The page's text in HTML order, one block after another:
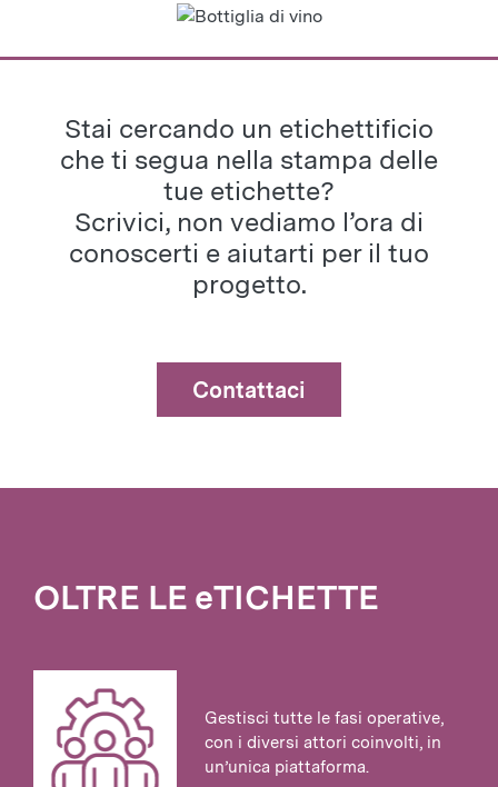
Stai cercando un etichettificio
che ti segua nella stampa delle
tue etichette?
Scrivici, non vediamo l’ora di
conoscerti e aiutarti per il tuo
progetto.
Contattaci
OLTRE LE eTICHETTE
Gestisci tutte le fasi operative,
con i diversi attori coinvolti, in
un’unica piattaforma.